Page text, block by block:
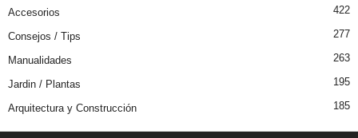
Accesorios 422
Consejos / Tips 277
Manualidades 263
Jardin / Plantas 195
Arquitectura y Construcción 185